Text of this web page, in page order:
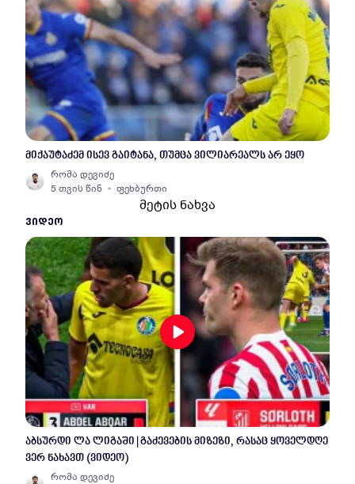
მიქაუტაძემ ისევ გაიტანა, თუმცა ვილიარეალს არ ეყო
რომა დევიძე
5 თვის წინ
ფეხბურთი
მეტის ნახვა
ᲕᲘᲓᲔᲝ
აბსურდი ლა ლიგაში | გაძევების მიზეზი, რასაც ყოველდღე
ვერ ნახავთ (ვიდეო)
რომა დევიძე